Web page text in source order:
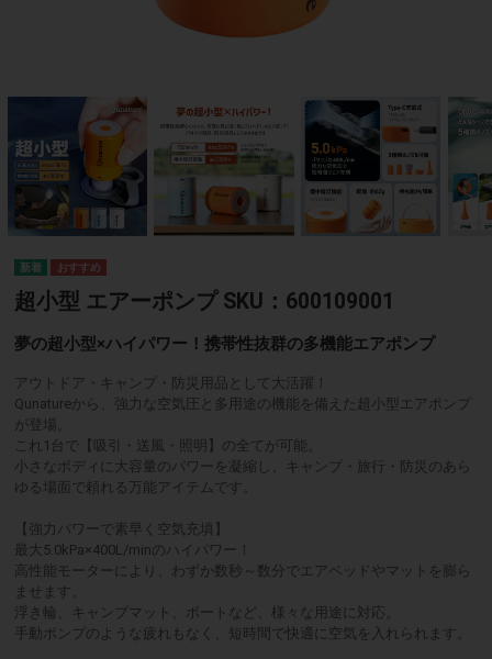
超小型 エアーポンプ SKU：600109001
夢の超小型×ハイパワー！携帯性抜群の多機能エアポンプ
アウトドア・キャンプ・防災用品として大活躍！
Qunatureから、強力な空気圧と多用途の機能を備えた超小型エアポンプ
が登場。
これ1台で【吸引・送風・照明】の全てが可能。
小さなボディに大容量のパワーを凝縮し、キャンプ・旅行・防災のあら
ゆる場面で頼れる万能アイテムです。
【強力パワーで素早く空気充填】
最大5.0kPa×400L/minのハイパワー！
高性能モーターにより、わずか数秒～数分でエアベッドやマットを膨ら
ませます。
浮き輪、キャンプマット、ボートなど、様々な用途に対応。
手動ポンプのような疲れもなく、短時間で快適に空気を入れられます。